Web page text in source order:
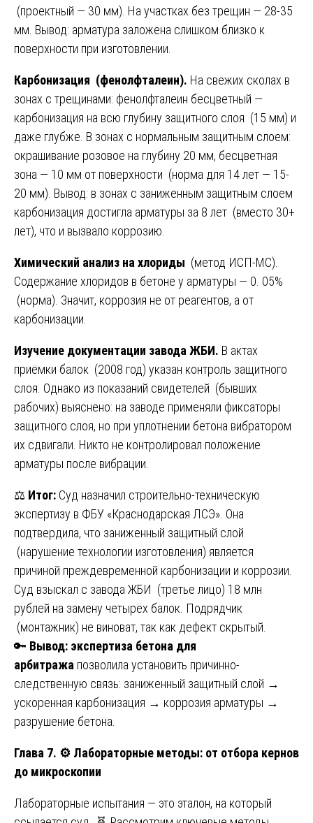
(проектный — 30 мм). На участках без трещин — 28-35
мм. Вывод: арматура заложена слишком близко к
поверхности при изготовлении.
Карбонизация (фенолфталеин). На свежих сколах в
зонах с трещинами: фенолфталеин бесцветный —
карбонизация на всю глубину защитного слоя (15 мм) и
даже глубже. В зонах с нормальным защитным слоем:
окрашивание розовое на глубину 20 мм, бесцветная
зона — 10 мм от поверхности (норма для 14 лет — 15-
20 мм). Вывод: в зонах с заниженным защитным слоем
карбонизация достигла арматуры за 8 лет (вместо 30+
лет), что и вызвало коррозию.
Химический анализ на хлориды (метод ИСП-МС).
Содержание хлоридов в бетоне у арматуры — 0. 05%
(норма). Значит, коррозия не от реагентов, а от
карбонизации.
Изучение документации завода ЖБИ. В актах
приёмки балок (2008 год) указан контроль защитного
слоя. Однако из показаний свидетелей (бывших
рабочих) выяснено: на заводе применяли фиксаторы
защитного слоя, но при уплотнении бетона вибратором
их сдвигали. Никто не контролировал положение
арматуры после вибрации.
⚖️ Итог: Суд назначил строительно-техническую
экспертизу в ФБУ «Краснодарская ЛСЭ». Она
подтвердила, что заниженный защитный слой
(нарушение технологии изготовления) является
причиной преждевременной карбонизации и коррозии.
Суд взыскал с завода ЖБИ (третье лицо) 18 млн
рублей на замену четырёх балок. Подрядчик
(монтажник) не виноват, так как дефект скрытый.
🔑 Вывод: экспертиза бетона для
арбитража позволила установить причинно-
следственную связь: заниженный защитный слой →
ускоренная карбонизация → коррозия арматуры →
разрушение бетона.
Глава 7. ⚙️ Лабораторные методы: от отбора кернов
до микроскопии
Лабораторные испытания — это эталон, на который